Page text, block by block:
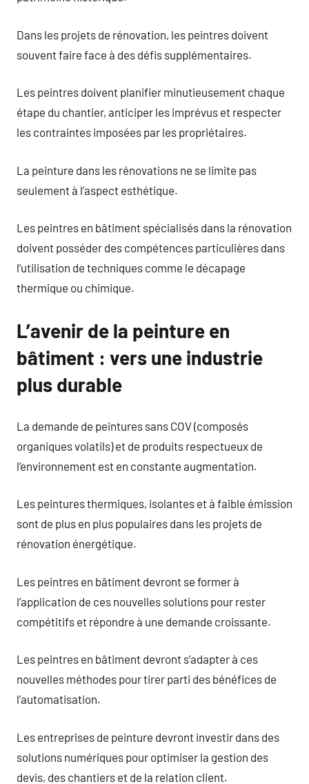
Dans les projets de rénovation, les peintres doivent
souvent faire face à des défis supplémentaires.
Les peintres doivent planifier minutieusement chaque
étape du chantier, anticiper les imprévus et respecter
les contraintes imposées par les propriétaires.
La peinture dans les rénovations ne se limite pas
seulement à l’aspect esthétique.
Les peintres en bâtiment spécialisés dans la rénovation
doivent posséder des compétences particulières dans
l’utilisation de techniques comme le décapage
thermique ou chimique.
L’avenir de la peinture en
bâtiment : vers une industrie
plus durable
La demande de peintures sans COV (composés
organiques volatils) et de produits respectueux de
l’environnement est en constante augmentation.
Les peintures thermiques, isolantes et à faible émission
sont de plus en plus populaires dans les projets de
rénovation énergétique.
Les peintres en bâtiment devront se former à
l’application de ces nouvelles solutions pour rester
compétitifs et répondre à une demande croissante.
Les peintres en bâtiment devront s’adapter à ces
nouvelles méthodes pour tirer parti des bénéfices de
l’automatisation.
Les entreprises de peinture devront investir dans des
solutions numériques pour optimiser la gestion des
devis, des chantiers et de la relation client.